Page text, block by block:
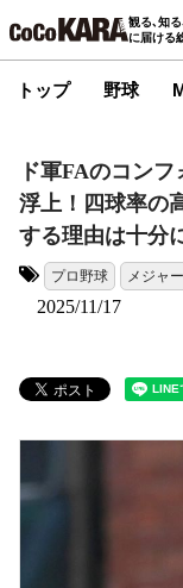
観る､知
に届ける
トップ 野球
ド軍FAのコン
浮上！四球率の
する理由は十分
プロ野球 メジャ
2025/11/17